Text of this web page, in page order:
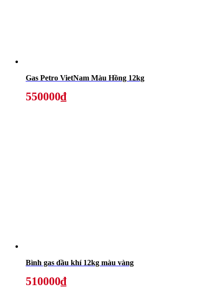
Gas Petro VietNam Màu Hồng 12kg
550000₫
Bình gas dầu khí 12kg màu vàng
510000₫